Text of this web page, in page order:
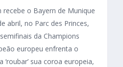
recebe o Bayern de Munique
abril, no Parc des Princes,
da Champions
europeu enfrenta o
sua coroa europeia,